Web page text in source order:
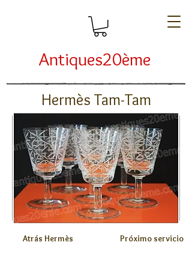
Antiques20ème
Hermès Tam-Tam
Atrás Hermès Próximo servicio